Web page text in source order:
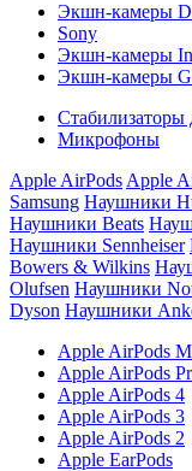
Экшн-камеры
Sony
Экшн-камеры
Экшн-камеры
Стабилизаторы
Микрофоны
Apple AirPods Apple
Samsung Наушники
Наушники Beats
Наушники Sennheiser
Bowers & Wilkins
Olufsen Наушники
Dyson Наушники
Apple AirPods
Apple AirPods
Apple AirPods 4
Apple AirPods 3
Apple AirPods 2
Apple EarPods